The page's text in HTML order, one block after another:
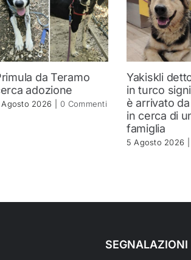
da Teramo
adozione
Agosto 2026 0 Commenti
Yakiskli
in turco
è arrivato
in cerca di
famiglia
5 Agosto 2026
SEGNALAZIONI